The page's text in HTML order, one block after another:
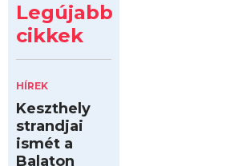
Legújabb
cikkek
HÍREK
Keszthely
strandjai
ismét a
Balaton